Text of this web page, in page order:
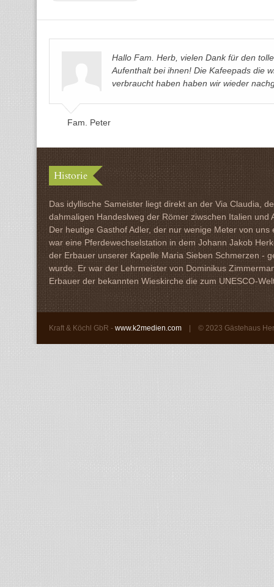
Hallo Fam. Herb, vielen Dank für den
Aufenthalt bei ihnen! Die Kafeepads die
verbraucht haben haben wir wieder
Fam. Peter
Historie
Das idyllische Sameister liegt direkt an der Via Claudia,
dahmaligen Handeslweg der Römer ziwschen Italien und
Der heutige Gasthof Adler, der nur wenige Meter von uns
war eine Pferdewechselstation in dem Johann Jakob
der Erbauer unserer Kapelle Maria Sieben Schmerzen -
wurde. Er war der Lehrmeister von Dominikus
Erbauer der bekannten Wieskirche die zum UNESCO-
Kraft & Köchl GbR - www.k2medien.com | © 2023 Gästehaus